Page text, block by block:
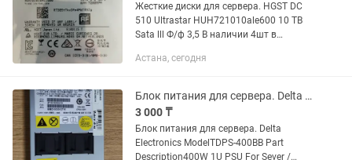
Жесткие диски для сервера. HGST DC
510 Ultrastar HUH721010ale600 10 TB
Sata lll Ф/ф 3,5 В наличии 4шт в
Астана, сегодня
Блок питания для сервера. Delta Electronics TDPS-400BB. Требует внимания
3 000 ₸
Блок питания для сервера. Delta
Electronics ModelTDPS-400BB Part
Description400W 1U PSU For Sever /